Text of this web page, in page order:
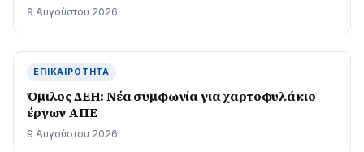
9 Αυγούστου 2026
ΕΠΙΚΑΙΡΌΤΗΤΑ
Όμιλος ΔΕΗ: Νέα συμφωνία για χαρτοφυλάκιο
έργων ΑΠΕ
9 Αυγούστου 2026